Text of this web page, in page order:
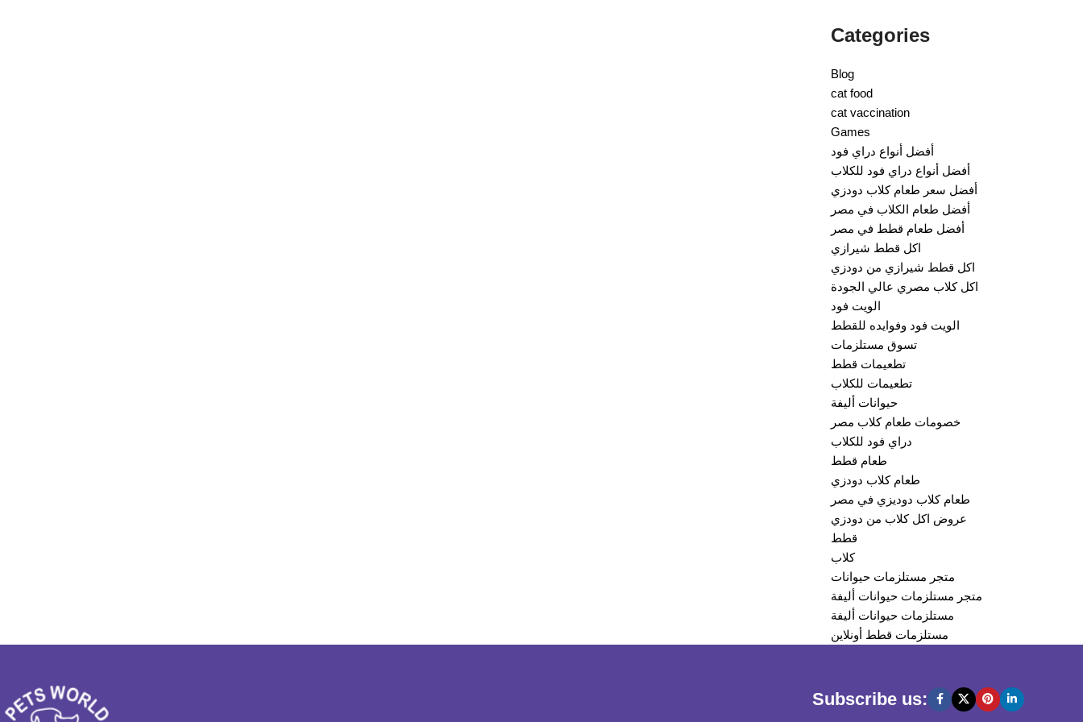
Categories
Blog
cat food
cat vaccination
Games
أفضل أنواع دراي فود
أفضل أنواع دراي فود للكلاب
أفضل سعر طعام كلاب دودزي
أفضل طعام الكلاب في مصر
أفضل طعام قطط في مصر
اكل قطط شيرازي
اكل قطط شيرازي من دودزي
اكل كلاب مصري عالي الجودة
الويت فود
الويت فود وفوايده للقطط
تسوق مستلزمات
تطعيمات قطط
تطعيمات للكلاب
حيوانات أليفة
خصومات طعام كلاب مصر
دراي فود للكلاب
طعام قطط
طعام كلاب دودزي
طعام كلاب دوديزي في مصر
عروض اكل كلاب من دودزي
قطط
كلاب
متجر مستلزمات حيوانات
متجر مستلزمات حيوانات أليفة
مستلزمات حيوانات أليفة
مستلزمات قطط أونلاين
Subscribe us: